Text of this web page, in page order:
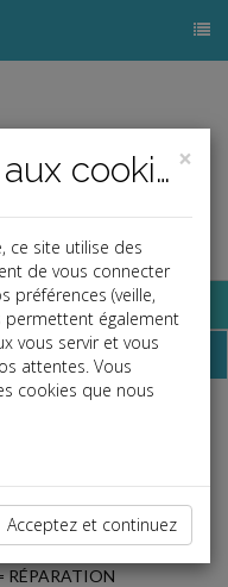
RÉPARATION
×
Politique relative aux cookies
ce site utilise des
de vous connecter
préférences (veille,
permettent également
vous servir et vous
attentes. Vous
cookies que nous
Acceptez et continuez